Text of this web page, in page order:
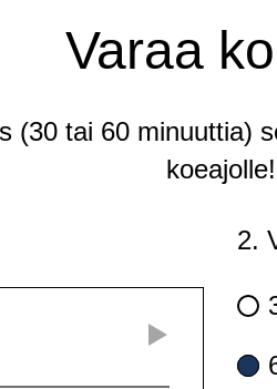
Varaa
(30 tai 60 minuuttia)
koeajolle!
2.